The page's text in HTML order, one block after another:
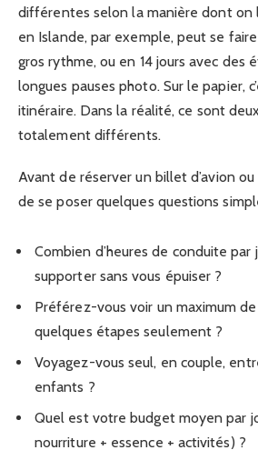
différentes selon la manière dont on
en Islande, par exemple, peut se
gros rythme, ou en 14 jours avec des
longues pauses photo. Sur le papier,
itinéraire. Dans la réalité, ce sont
totalement différents.
Avant de réserver un billet d’avion
de se poser quelques questions
Combien d’heures de conduite
supporter sans vous épuiser ?
Préférez-vous voir un maximum
quelques étapes seulement ?
Voyagez-vous seul, en couple,
enfants ?
Quel est votre budget moyen par
nourriture + essence + activités) ?